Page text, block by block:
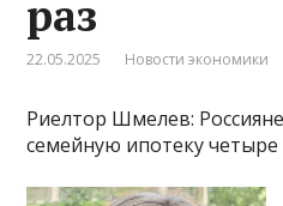
раз
22.05.2025 Новости экономики
Риелтор Шмелев:
семейную ипотеку четыре